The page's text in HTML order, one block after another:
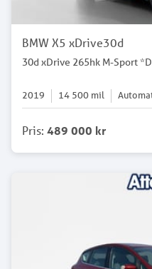
BMW X5 xDrive30d
30d xDrive 265hk M-Sport
2019 14 500 mil
Pris: 489 000 kr